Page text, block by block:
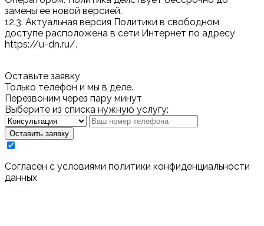
замены ее новой версией.
12.3. Актуальная версия Политики в свободном
доступе расположена в сети Интернет по адресу
https://u-dn.ru/.
Оставьте заявку
Только телефон и мы в деле.
Перезвоним через пару минут
Выберите из списка нужную услугу:
Оставить заявку
Cогласен с условиями политики конфиденциальности
данных